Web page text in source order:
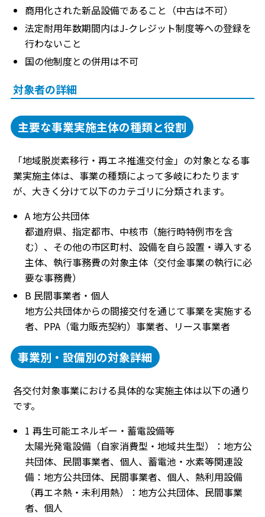
商用化された新品設備であること（中古は不可）
法定耐用年数期間内はJ-クレジット制度等への登録を
行わないこと
国の他制度との併用は不可
対象者の詳細
主要な事業実施主体の種類と役割
「地域脱炭素移行・再エネ推進交付金」の対象となる事
業実施主体は、事業の種類によって多岐にわたります
が、大きく分けて以下のカテゴリに分類されます。
A 地方公共団体
都道府県、指定都市、中核市（施行時特例市を含
む）、その他の市区町村、設備を自ら設置・導入する
主体、執行事務費の対象主体（交付金事業の執行に必
要な事務費）
B 民間事業者・個人
地方公共団体からの間接交付を通じて事業を実施する
者、PPA（電力販売契約）事業者、リース事業者
事業別・設備別の対象詳細
各交付対象事業における具体的な実施主体は以下の通り
です。
1 再生可能エネルギー・蓄電設備等
太陽光発電設備（自家消費型・地域共生型）：地方公
共団体、民間事業者、個人、蓄電池・水素等関連設
備：地方公共団体、民間事業者、個人、熱利用設備
（再エネ熱・未利用熱）：地方公共団体、民間事業
者、個人